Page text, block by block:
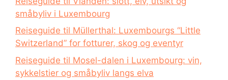
småbyliv i Luxembourg
Reiseguide til Müllerthal: Luxembourgs “Little
Switzerland” for fotturer, skog og eventyr
Reiseguide til Mosel-dalen i Luxembourg: vin,
sykkelstier og småbyliv langs elva